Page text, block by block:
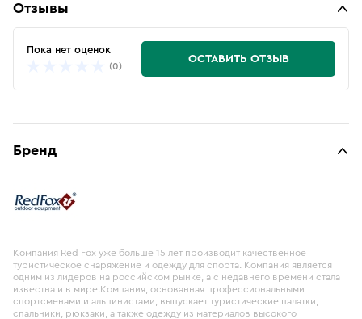
Отзывы
Пока нет оценок
(0)
ОСТАВИТЬ ОТЗЫВ
Бренд
Компания Red Fox уже больше 15 лет производит качественное
туристическое снаряжение и одежду для спорта. Компания является
одним из лидеров на российском рынке, а с недавнего времени стала
известна и в мире.Компания, основанная профессиональными
спортсменами и альпинистами, выпускает туристические палатки,
спальники, рюкзаки, а также одежду из материалов высокого